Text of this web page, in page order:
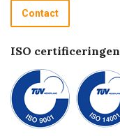
Recycle programma
Betalen
Contact
ISO certificeringen